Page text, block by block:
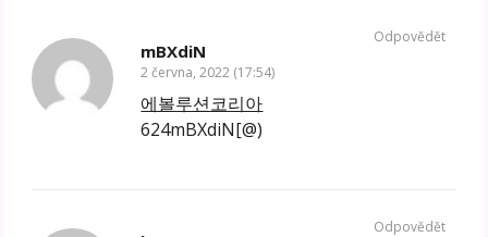
mBXdiN
2 června, 2022 (17:54)
에볼루션코리아
624mBXdiN[@)
Odpovědět
Odpovědět